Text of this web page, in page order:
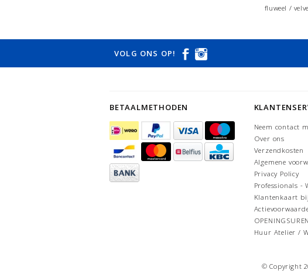
fluweel /
VOLG ONS OP!
BETAALMETHODEN
Neem contact
Over ons
Verzendkosten
Algemene
Privacy Policy
Professionals -
Klantenkaart
Huur Atelier /
© Copyright